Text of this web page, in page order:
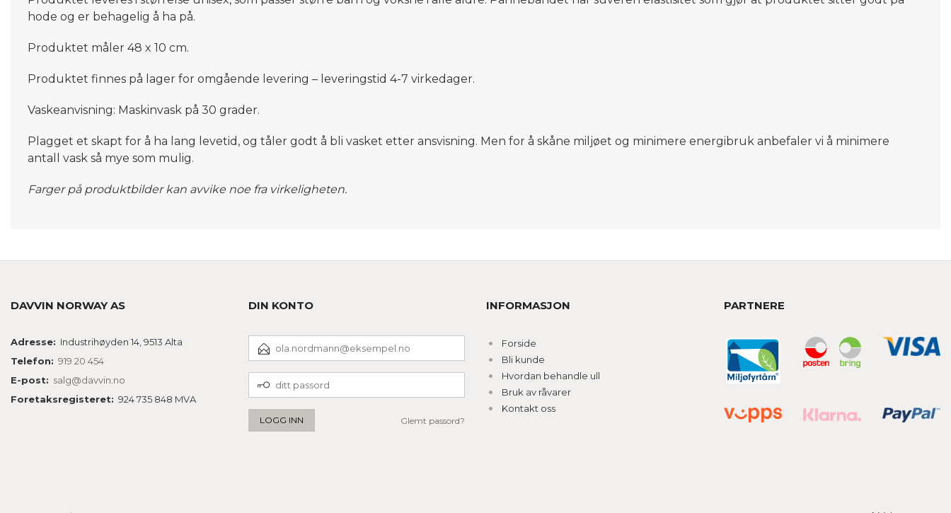
hode og er behagelig å ha på.
Produktet måler 48 x 10 cm.
Produktet finnes på lager for omgående levering – leveringstid 4-7 virkedager.
Vaskeanvisning: Maskinvask på 30 grader.
Plagget et skapt for å ha lang levetid, og tåler godt å bli vasket etter ansvisning. Men for å skåne miljøet og minimere energibruk anbefaler vi å minimere
antall vask så mye som mulig.
Farger på produktbilder kan avvike noe fra virkeligheten.
DAVVIN NORWAY AS
Adresse: Industrihøyden 14, 9513 Alta
Telefon: 919 20 454
E-post: salg@davvin.no
Foretaksregisteret: 924 735 848 MVA
DIN KONTO
POSTADRESSE
PASSORD
Glemt passord?
INFORMASJON
Forside
Bli kunde
Hvordan behandle ull
Bruk av råvarer
Kontakt oss
PARTNERE